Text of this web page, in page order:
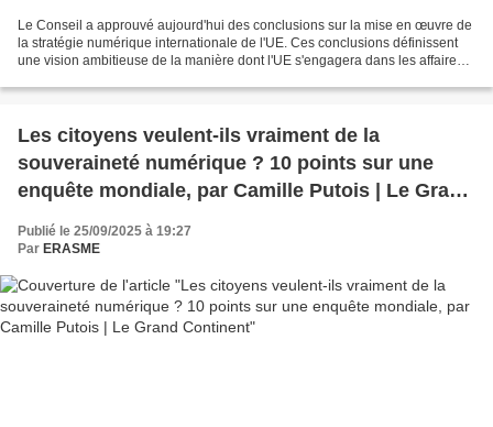
Le Conseil a approuvé aujourd'hui des conclusions sur la mise en œuvre de
la stratégie numérique internationale de l'UE. Ces conclusions définissent
une vision ambitieuse de la manière dont l'UE s'engagera dans les affaires
Les citoyens veulent-ils vraiment de la
souveraineté numérique ? 10 points sur une
enquête mondiale, par Camille Putois | Le Grand
Continent
Publié le 25/09/2025 à 19:27
Par ERASME